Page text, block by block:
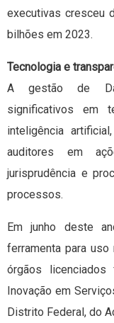
executivas cresceu
bilhões em 2023.
Tecnologia e
A gestão de
significativos em
inteligência
auditores em
jurisprudência e
processos.
Em junho deste
ferramenta para
órgãos
Inovação em
Distrito Federal, do